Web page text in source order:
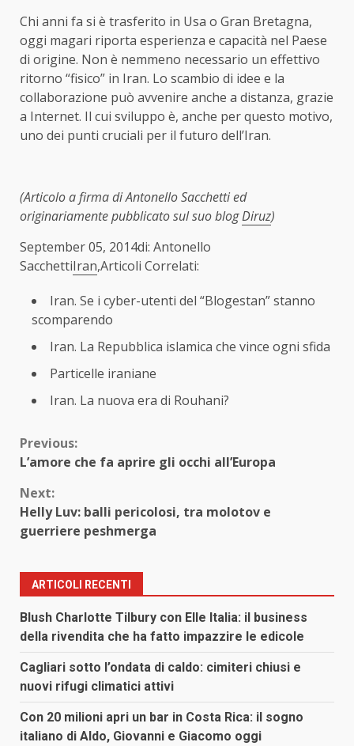
Chi anni fa si è trasferito in Usa o Gran Bretagna,
oggi magari riporta esperienza e capacità nel Paese
di origine. Non è nemmeno necessario un effettivo
ritorno “fisico” in Iran. Lo scambio di idee e la
collaborazione può avvenire anche a distanza, grazie
a Internet. Il cui sviluppo è, anche per questo motivo,
uno dei punti cruciali per il futuro dell’Iran.
(Articolo a firma di Antonello Sacchetti ed
originariamente pubblicato sul suo blogDiruz)
September 05, 2014di: Antonello
SacchettiIran,Articoli Correlati:
Iran. Se i cyber-utenti del “Blogestan” stanno
scomparendo
Iran. La Repubblica islamica che vince ogni sfida
Particelle iraniane
Iran. La nuova era di Rouhani?
Continue
Previous:
L’amore che fa aprire gli occhi all’Europa
Next:
Helly Luv: balli pericolosi, tra molotov e
guerriere peshmerga
ARTICOLI RECENTI
Blush Charlotte Tilbury con Elle Italia: il business
della rivendita che ha fatto impazzire le edicole
Cagliari sotto l’ondata di caldo: cimiteri chiusi e
nuovi rifugi climatici attivi
Con 20 milioni apri un bar in Costa Rica: il sogno
italiano di Aldo, Giovanni e Giacomo oggi